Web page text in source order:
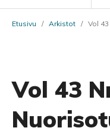
Etusivu / Arkistot / Vol
Vol 43